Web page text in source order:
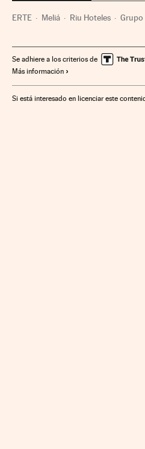
ERTE Meliá Riu Hoteles
Microbiología Relaciones laborales
Empresas Medicina
Salud Ciencias naturales Ciencia
Se adhiere a los criterios de
Más información
Si está interesado en licenciar este